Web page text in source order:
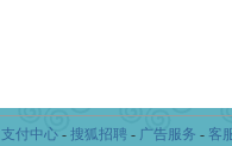
支付中心- 搜狐招聘- 广告服务 - 客